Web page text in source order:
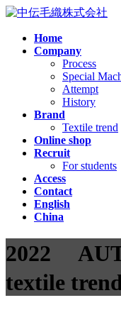
コ
ナ
Home
Company
Process
Special
Attempt
History
Brand
Textile trend
Online shop
Recruit
For students
Access
Contact
English
China
2022
textile